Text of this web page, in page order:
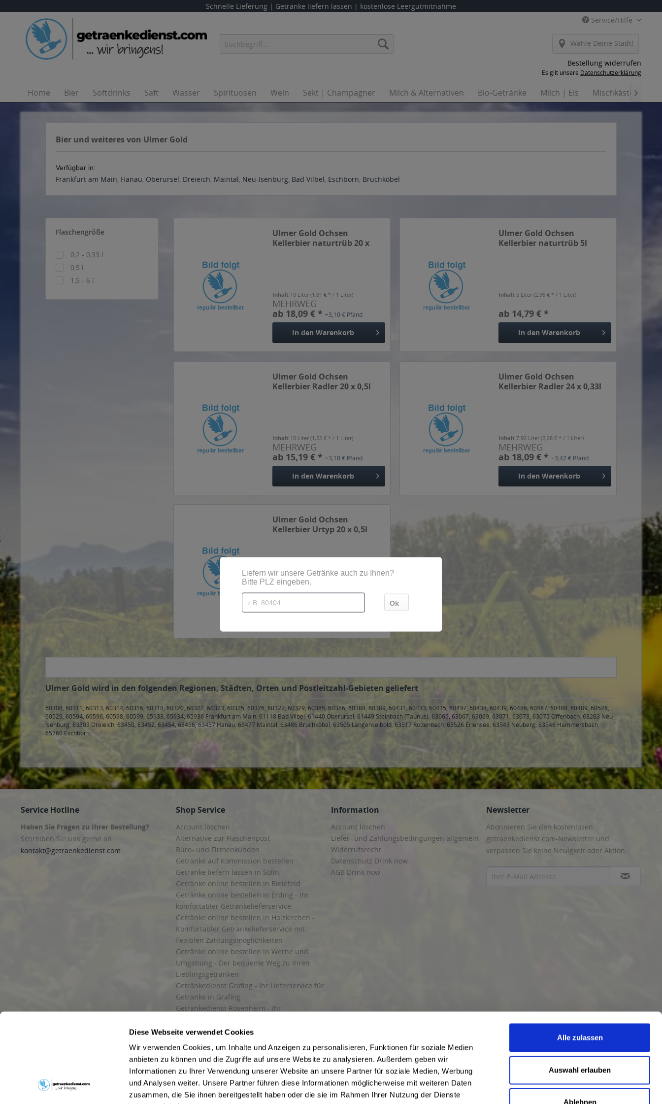
Diese Webseite verwendet Cookies
Wir verwenden Cookies, um Inhalte und Anzeigen zu personalisieren, Funktionen für soziale Medien
anbieten zu können und die Zugriffe auf unsere Website zu analysieren. Außerdem geben wir
Informationen zu Ihrer Verwendung unserer Website an unsere Partner für soziale Medien, Werbung
und Analysen weiter. Unsere Partner führen diese Informationen möglicherweise mit weiteren Daten
zusammen, die Sie ihnen bereitgestellt haben oder die sie im Rahmen Ihrer Nutzung der Dienste
Alle zulassen
Auswahl erlauben
Ablehnen
Schnelle Lieferung | Getränke liefern lassen | kostenlose Leergutmitnahme
Service/Hilfe
Wähle Deine Stadt!
Bestellung widerrufen
Es gilt unsere Datenschutzerklärung
Home Bier Softdrinks Saft Wasser Spirituosen Wein Sekt | Champagner Milch & Alternativen Bio-Getränke Milch | Eis Mischkästen

Bier und weiteres von Ulmer Gold
Verfügbar in:
Frankfurt am Main, Hanau, Oberursel, Dreieich, Maintal, Neu-Isenburg, Bad Vilbel, Eschborn, Bruchköbel
Flaschengröße
0,2 - 0,33 l
0,5 l
1,5 - 6 l
Ulmer Gold Ochsen
Kellerbier naturtrüb 20 x
Inhalt 10 Liter(1,81 € * / 1 Liter)
MEHRWEG
ab 18,09 € *+3,10 € Pfand
In den Warenkorb
Ulmer Gold Ochsen
Kellerbier naturtrüb 5l
Inhalt 5 Liter(2,96 € * / 1 Liter)
ab 14,79 € *
In den Warenkorb
Ulmer Gold Ochsen
Kellerbier Radler 20 x 0,5l
Inhalt 10 Liter(1,52 € * / 1 Liter)
MEHRWEG
ab 15,19 € *+3,10 € Pfand
In den Warenkorb
Ulmer Gold Ochsen
Kellerbier Radler 24 x 0,33l
Inhalt7.92 Liter(2,28 € * / 1 Liter)
MEHRWEG
ab 18,09 € *+3,42 € Pfand
In den Warenkorb
Ulmer Gold Ochsen
Kellerbier Urtyp 20 x 0,5l
Inhalt10 Liter
MEHRWEG
ab 20,09 € *
Ulmer Gold wird in den folgenden Regionen, Städten, Orten und Postleitzahl-Gebieten geliefert
60308, 60311, 60313, 60314, 60316, 60318, 60320, 60322, 60323, 60325, 60326, 60327, 60329, 60385, 60386, 60388, 60389, 60431, 60433, 60435, 60437, 60438, 60439, 60486, 60487, 60488, 60489, 60528,
60529, 60594, 60596, 60598, 60599, 65933, 65934, 65936 Frankfurt am Main, 61118 Bad Vilbel, 61440 Oberursel, 61449 Steinbach (Taunus), 63065, 63067, 63069, 63071, 63073, 63075 Offenbach, 63263 Neu-
Isenburg, 63303 Dreieich, 63450, 63452, 63454, 63456, 63457 Hanau, 63477 Maintal, 63486 Bruchköbel, 63505 Langenselbold, 63517 Rodenbach, 63526 Erlensee, 63543 Neuberg, 63546 Hammersbach,
65760 Eschborn
Service Hotline
Haben Sie Fragen zu Ihrer Bestellung?
Schreiben Sie uns gerne an
kontakt@getraenkedienst.com
Shop Service
Account löschen
Alternative zur Flaschenpost
Büro- und Firmenkunden
Getränke auf Kommission bestellen
Getränke liefern lassen in Solln
Getränke online bestellen in Bielefeld
Getränke online bestellen in Erding - Ihr
komfortabler Getränkelieferservice
Getränke online bestellen in Holzkirchen -
Komfortabler Getränkelieferservice mit
flexiblen Zahlungsmöglichkeiten
Getränke online bestellen in Werne und
Umgebung - Der bequeme Weg zu Ihren
Lieblingsgetränken
Getränkedienst Grafing - Ihr Lieferservice für
Getränke in Grafing
Getränkedienst Rosenheim - Ihr
und Umgebung
Getränkelieferung in Starnberg
Liefergebiet
Lieferservice für Getränke
Wir liefern Getränke
Kontakt
Newsletter
Information
Account löschen
Liefer- und Zahlungsbedingungen allgemein
Widerrufsrecht
Datenschutz Drink now
AGB Drink now
Newsletter
Abonnieren Sie den kostenlosen
getraenkedienst.com-Newsletter und
verpassen Sie keine Neuigkeit oder Aktion.